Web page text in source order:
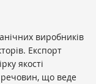
виробників
Експорт
якості
речовин, що веде